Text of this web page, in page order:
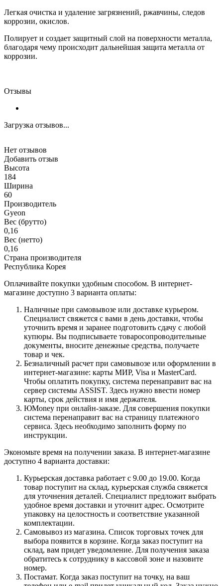
Легкая очистка и удаление загрязнений, ржавчины, следов
коррозии, окислов.
Полирует и создает защитный слой на поверхности металла,
благодаря чему происходит дальнейшая защита металла от
коррозии.
Отзывы
Загрузка отзывов...
Нет отзывов
Добавить отзыв
Высота
184
Ширина
60
Производитель
Gyeon
Вес (брутто)
0,16
Вес (нетто)
0,16
Страна производителя
Республика Корея
Оплачивайте покупки удобным способом. В интернет-
магазине доступно 3 варианта оплаты:
Наличные при самовывозе или доставке курьером.
Специалист свяжется с вами в день доставки, чтобы
уточнить время и заранее подготовить сдачу с любой
купюры. Вы подписываете товаросопроводительные
документы, вносите денежные средства, получаете
товар и чек.
Безналичный расчет при самовывозе или оформлении в
интернет-магазине: карты МИР, Visa и MasterCard.
Чтобы оплатить покупку, система перенаправит вас на
сервер системы ASSIST. Здесь нужно ввести номер
карты, срок действия и имя держателя.
ЮMoney при онлайн-заказе. Для совершения покупки
система перенаправит вас на страницу платежного
сервиса. Здесь необходимо заполнить форму по
инструкции.
Экономьте время на получении заказа. В интернет-магазине
доступно 4 варианта доставки:
Курьерская доставка работает с 9.00 до 19.00. Когда
товар поступит на склад, курьерская служба свяжется
для уточнения деталей. Специалист предложит выбрать
удобное время доставки и уточнит адрес. Осмотрите
упаковку на целостность и соответствие указанной
комплектации.
Самовывоз из магазина. Список торговых точек для
выбора появится в корзине. Когда заказ поступит на
склад, вам придет уведомление. Для получения заказа
обратитесь к сотруднику в кассовой зоне и назовите
номер.
Постамат. Когда заказ поступит на точку, на ваш